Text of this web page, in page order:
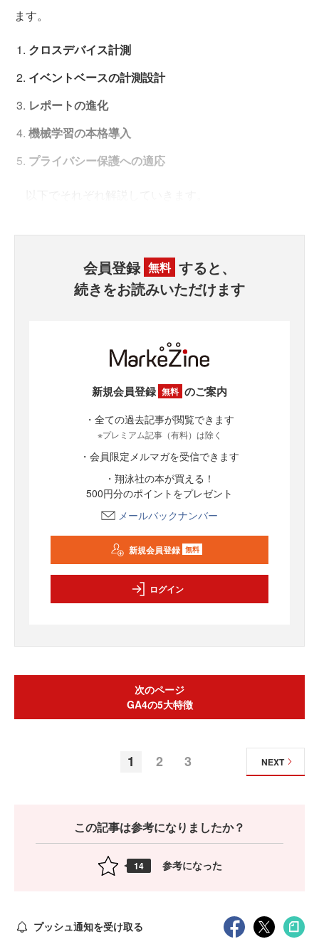
ます。
クロスデバイス計測
イベントベースの計測設計
レポートの進化
機械学習の本格導入
プライバシー保護への適応
会員登録 無料 すると、
続きをお読みいただけます
新規会員登録 無料 のご案内
・全ての過去記事が閲覧できます
※プレミアム記事（有料）は除く
・会員限定メルマガを受信できます
・翔泳社の本が買える！
500円分のポイントをプレゼント
メールバックナンバー
新規会員登録 無料
ログイン
次のページ
GA4の5大特徴
1 2 3 NEXT
この記事は参考になりましたか？
14 参考になった
プッシュ通知を受け取る